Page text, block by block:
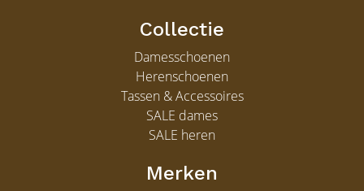
Collectie
Damesschoenen
Herenschoenen
Tassen & Accessoires
SALE dames
SALE heren
Merken